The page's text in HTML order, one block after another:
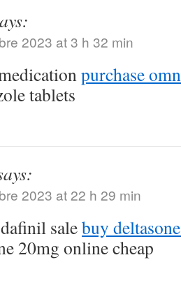
2023 at 3 h 32 min
purchase
tablets
2023 at 22 h 29 min
salebuy
20mg online cheap